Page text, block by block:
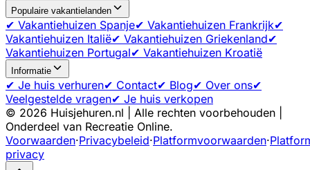
Populaire vakantielanden
✔ Vakantiehuizen Spanje✔ Vakantiehuizen Frankrijk✔
Vakantiehuizen Italië✔ Vakantiehuizen Griekenland✔
Vakantiehuizen Portugal✔ Vakantiehuizen Kroatië
Informatie
✔ Je huis verhuren✔ Contact✔ Blog✔ Over ons✔
Veelgestelde vragen✔ Je huis verkopen
© 2026 Huisjehuren.nl | Alle rechten voorbehouden |
Onderdeel van Recreatie Online.
Voorwaarden·Privacybeleid·Platformvoorwaarden·
privacy